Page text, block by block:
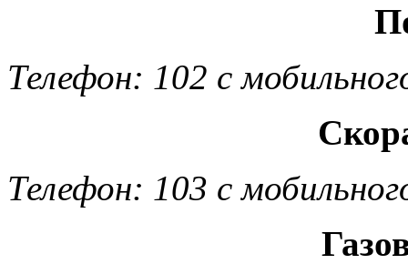
Телефон: 102 с
Телефон: 103 с